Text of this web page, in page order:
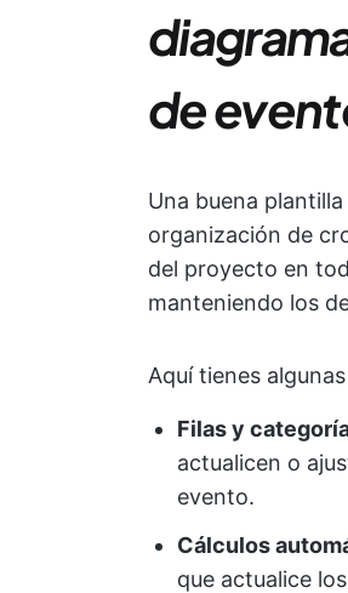
de
Una buena
organización de
del proyecto en
manteniendo los
Aquí tienes
Filas y
actualicen o
evento.
Cálculos
que actualice